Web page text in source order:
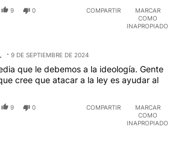
9 0 COMPARTIR
MARCAR
COMO
INAPROPIADO
9 DE SEPTIEMBRE DE 2024
que le debemos a la ideología. Gente
cree que atacar a la ley es ayudar al
9 0 COMPARTIR
MARCAR
COMO
INAPROPIADO